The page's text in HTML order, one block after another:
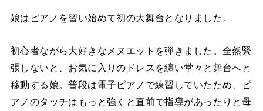
娘はピアノを習い始めて初の大舞台となりました。
初心者ながら大好きなメヌエットを弾きました。全然緊
張しないと、お気に入りのドレスを纏い堂々と舞台へと
移動する娘。普段は電子ピアノで練習していたため、ピ
アノのタッチはもっと強くと直前で指導があったりと母